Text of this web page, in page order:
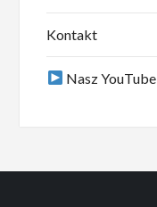
Kontakt
Nasz YouTube